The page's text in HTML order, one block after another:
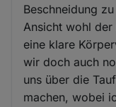
Beschneidung
Ansicht wohl der
eine klare
wir doch auch
uns über die
machen, wobei